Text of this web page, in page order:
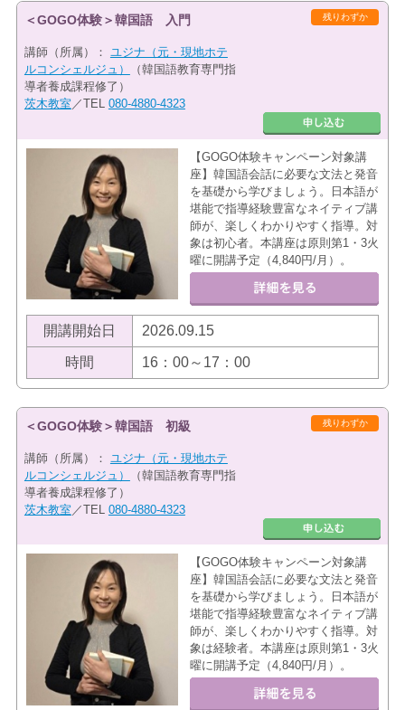
残りわずか
＜GOGO体験＞韓国語 入門
講師（所属）： ユジナ（元・現地ホテ
ルコンシェルジュ）
（韓国語教育専門指
導者養成課程修了）
茨木教室 ／TEL 080-4880-4323
【GOGO体験キャンペーン対象講
座】韓国語会話に必要な文法と発音
を基礎から学びましょう。日本語が
堪能で指導経験豊富なネイティブ講
師が、楽しくわかりやすく指導。対
象は初心者。本講座は原則第1・3火
曜に開講予定（4,840円/月）。
開講開始日 2026.09.15
時間 16：00～17：00
残りわずか
＜GOGO体験＞韓国語 初級
講師（所属）： ユジナ（元・現地ホテ
ルコンシェルジュ）
（韓国語教育専門指
導者養成課程修了）
茨木教室 ／TEL 080-4880-4323
【GOGO体験キャンペーン対象講
座】韓国語会話に必要な文法と発音
を基礎から学びましょう。日本語が
堪能で指導経験豊富なネイティブ講
師が、楽しくわかりやすく指導。対
象は経験者。本講座は原則第1・3火
曜に開講予定（4,840円/月）。